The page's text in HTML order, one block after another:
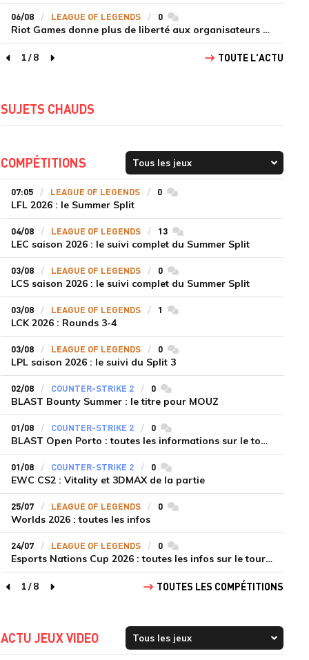
06/08 LEAGUE OF LEGENDS 0commentaires
Riot Games donne plus de liberté aux organisateurs de tournois locaux sur League of Legends
page précédente
1/8
page suivante
TOUTE L'ACTU
SUJETS CHAUDS
COMPÉTITIONS
07:05 LEAGUE OF LEGENDS 0commentaires
LFL 2026 : le Summer Split
04/08 LEAGUE OF LEGENDS 13commentaires
LEC saison 2026 : le suivi complet du Summer Split
03/08 LEAGUE OF LEGENDS 0commentaires
LCS saison 2026 : le suivi complet du Summer Split
03/08 LEAGUE OF LEGENDS 1 commentaires
LCK 2026 : Rounds 3-4
03/08 LEAGUE OF LEGENDS 0commentaires
LPL saison 2026 : le suivi du Split 3
02/08 COUNTER-STRIKE 2 0commentaires
BLAST Bounty Summer : le titre pour MOUZ
01/08 COUNTER-STRIKE 2 0commentaires
BLAST Open Porto : toutes les informations sur le tournoi
01/08 COUNTER-STRIKE 2 0commentaires
EWC CS2 : Vitality et 3DMAX de la partie
25/07 LEAGUE OF LEGENDS 0commentaires
Worlds 2026 : toutes les infos
24/07 LEAGUE OF LEGENDS 0commentaires
Esports Nations Cup 2026 : toutes les infos sur le tournoi
page précédente
1/8
page suivante
TOUTES LES COMPÉTITIONS
ACTU JEUX VIDEO